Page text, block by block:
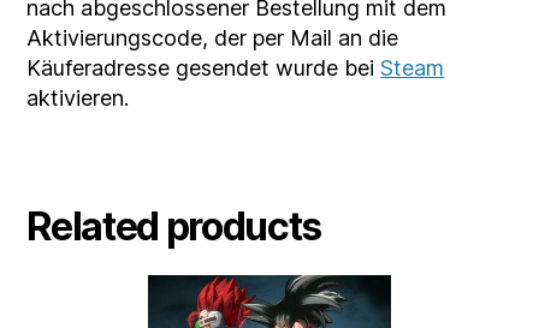
nach abgeschlossener Bestellung mit dem
Aktivierungscode, der per Mail an die
Käuferadresse gesendet wurde beiSteam
aktivieren.
Related products